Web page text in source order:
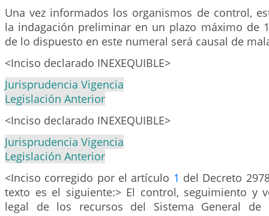
Una vez informados los organismos de control,
la indagación preliminar en un plazo máximo de
de lo dispuesto en este numeral será causal de
<Inciso declarado INEXEQUIBLE>
Jurisprudencia Vigencia
Legislación Anterior
<Inciso declarado INEXEQUIBLE>
Jurisprudencia Vigencia
Legislación Anterior
<Inciso corregido por el artículo 1 del Decreto
texto es el siguiente:> El control, seguimiento y
legal de los recursos del Sistema General de